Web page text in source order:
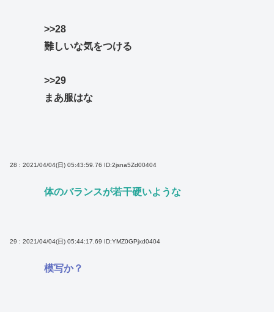
>>28
難しいな気をつける
>>29
まあ服はな
28 : 2021/04/04(日) 05:43:59.76 ID:2jsna5Zd00404
体のバランスが若干硬いような
29 : 2021/04/04(日) 05:44:17.69 ID:YMZ0GPjxd0404
模写か？